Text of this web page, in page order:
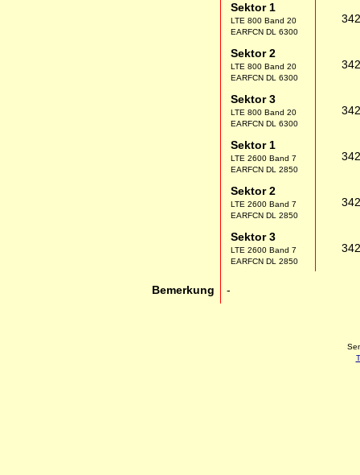
Sektor 1
LTE 800 Band 20
EARFCN DL 6300
Sektor 2
LTE 800 Band 20
EARFCN DL 6300
Sektor 3
LTE 800 Band 20
EARFCN DL 6300
Sektor 1
LTE 2600 Band 7
EARFCN DL 2850
Sektor 2
LTE 2600 Band 7
EARFCN DL 2850
Sektor 3
LTE 2600 Band 7
EARFCN DL 2850
Bemerkung -